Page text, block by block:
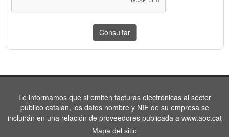
Le informamos que si emiten facturas electrónicas al sector
público catalán, los datos nombre y NIF de su empresa se
incluirán en una relación de proveedores publicada a www.aoc.cat
Mapa del sitio